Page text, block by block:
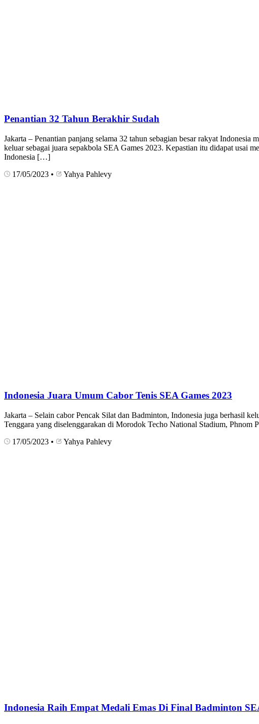
Penantian 32 Tahun Berakhir Sudah
Jakarta – Penantian panjang selama 32 tahun sebagian besar rakyat
keluar sebagai juara sepakbola SEA Games 2023. Kepastian itu didapat usai
Indonesia […]
17/05/2023 • Yahya Pahlevy
Indonesia Juara Umum Cabor Tenis SEA Games 2023
Jakarta – Selain cabor Pencak Silat dan Badminton, Indonesia juga berhasil
Tenggara yang diselenggarakan di Morodok Techo National Stadium,
17/05/2023 • Yahya Pahlevy
Indonesia Raih Empat Medali Emas Di Final Badminton